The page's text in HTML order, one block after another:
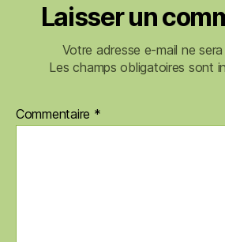
Laisser un
Votre adresse e-mail ne
Les champs obligatoires sont
Commentaire *